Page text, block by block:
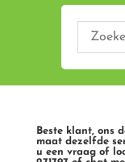
Beste klant, ons
maat dezelfde
u een vraag of